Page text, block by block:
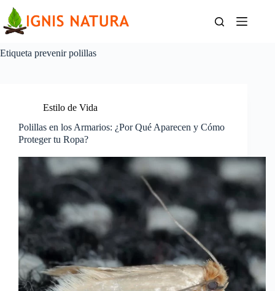
contenido
Etiqueta prevenir polillas
Estilo de Vida
Polillas en los Armarios: ¿Por Qué Aparecen y Cómo
Proteger tu Ropa?